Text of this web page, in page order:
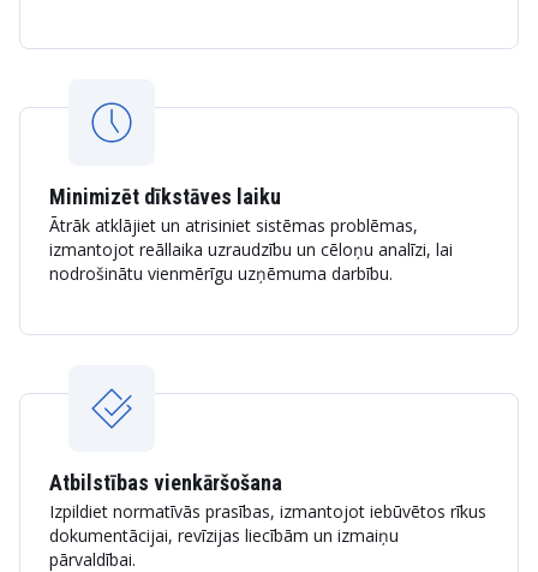
Minimizēt dīkstāves laiku
Ātrāk atklājiet un atrisiniet sistēmas problēmas,
izmantojot reāllaika uzraudzību un cēloņu analīzi, lai
nodrošinātu vienmērīgu uzņēmuma darbību.
Atbilstības vienkāršošana
Izpildiet normatīvās prasības, izmantojot iebūvētos rīkus
dokumentācijai, revīzijas liecībām un izmaiņu
pārvaldībai.